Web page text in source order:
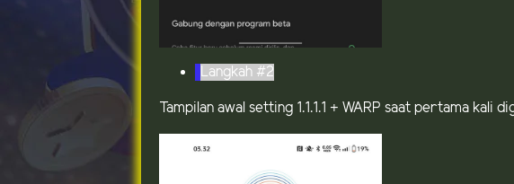
Langkah #2
Tampilan awal setting 1.1.1.1 + WARP saat pertama kali